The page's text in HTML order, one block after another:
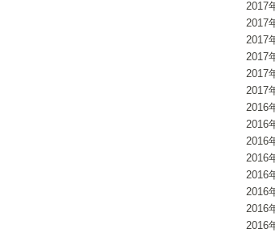
2017
2017
2017
2017
2017
2017
2016
2016
2016
2016
2016
2016
2016
2016